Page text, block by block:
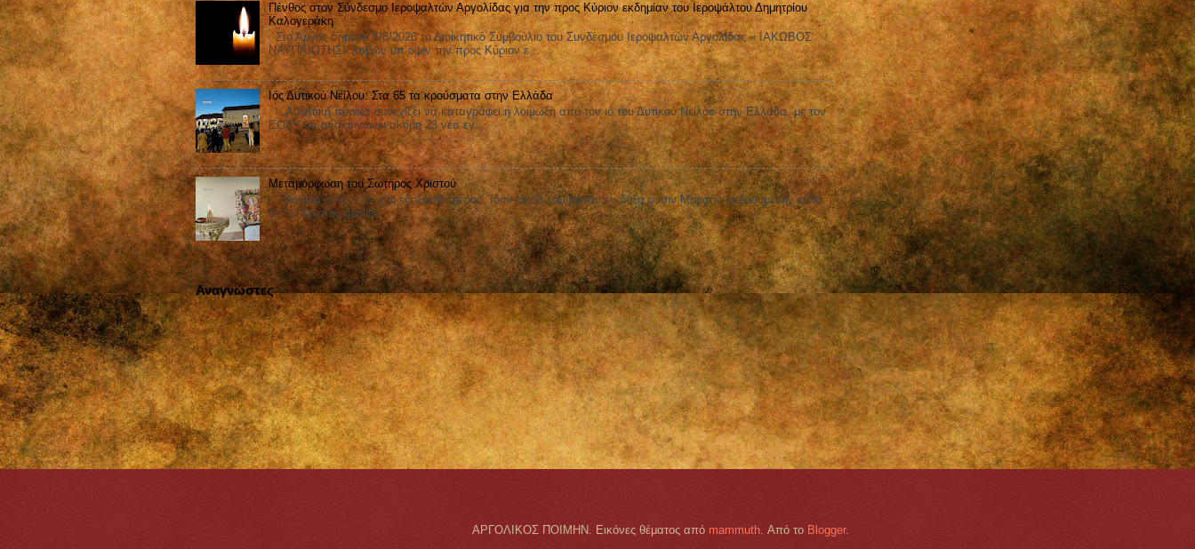
Πένθος στον Σύνδεσμο Ιεροψαλτών Αργολίδας για την προς Κύριον εκδημίαν του Ιεροψάλτου Δημητρίου
Καλογεράκη
Στο Άργος σήμερα 5/8/2026 το Διοικητικό Συμβούλιο του Συνδέσμου Ιεροψαλτών Αργολίδας « ΙΑΚΩΒΟΣ
ΝΑΥΠΛΙΩΤΗΣ» λαβών υπ΄όψιν την προς Κύριον ε...
Ιός Δυτικού Νείλου: Στα 65 τα κρούσματα στην Ελλάδα
Αυξητική πορεία συνεχίζει να καταγράφει η λοίμωξη από τον ιό του Δυτικού Νείλου στην Ελλάδα, με τον
ΕΟΔΥ να ανακοινώνει ακόμη 23 νέα εγ...
Μεταμόρφωση του Σωτήρος Χριστού
Θαβὼρ ὑπὲρ πᾶν γῆς ἐδοξάσθη μέρος, Ἰδὸν Θεοῦ λάμψασαν ἐν δόξῃ φύσιν Μορφὴν ἀνδρουμένην κατὰ
ἕκτην Χριστὸς ἀμεῖψε.
Αναγνώστες
ΑΡΓΟΛΙΚΟΣ ΠΟΙΜΗΝ. Εικόνες θέματος από mammuth. Από το Blogger.